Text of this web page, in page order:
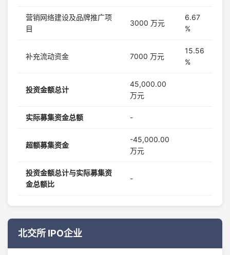
营销网络建设及品牌推广项
目
3000 万元
6.67
%
补充流动资金 7000 万元
15.56
%
投资金额总计
45,000.00
万元
实际募集资金总额 -
超额募集资金
-45,000.00
万元
投资金额总计与实际募集资
金总额比
-
北交所 IPO企业